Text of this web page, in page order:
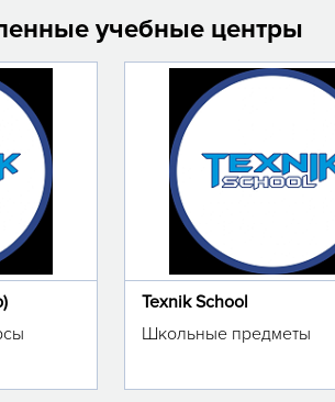
учебные центры
Texnik School
Школьные предметы